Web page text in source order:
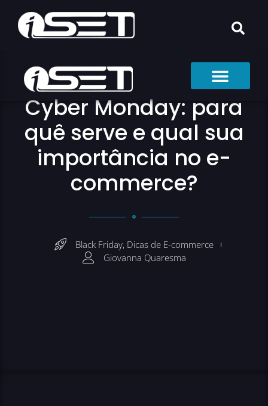
Cyber Monday: para
quê serve e qual sua
importância no e-
commerce?
Black Friday, Dicas de E-commerce
Giovanna Quaresma